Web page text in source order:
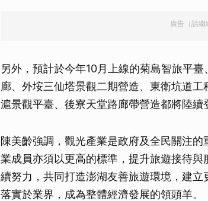
廣告（請繼
另外，預計於今年10月上線的菊島智旅平
廊、外垵三仙塔景觀二期營造、東衛坑道
滬景觀平臺、後寮天堂路廊帶營造都將陸續
陳美齡強調，觀光產業是政府及全民關注
業成員亦須以更高的標準，提升旅遊接待
續努力，共同打造澎湖友善旅遊環境，建
落實於業界，成為整體經濟發展的領頭羊。